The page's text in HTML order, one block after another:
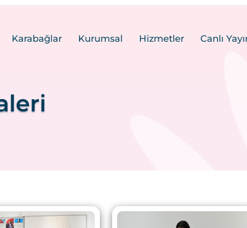
Karabağlar Kurumsal Hizmetler Canlı